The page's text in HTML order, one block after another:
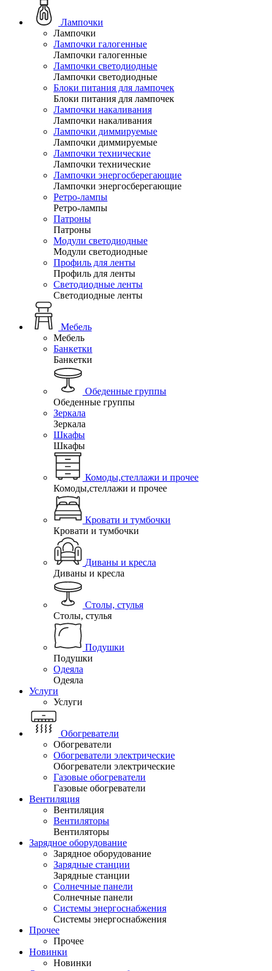
Лампочки
Лампочки
Лампочки галогенные
Лампочки галогенные
Лампочки светодиодные
Лампочки светодиодные
Блоки питания для лампочек
Блоки питания для лампочек
Лампочки накаливания
Лампочки накаливания
Лампочки диммируемые
Лампочки диммируемые
Лампочки технические
Лампочки технические
Лампочки энергосберегающие
Лампочки энергосберегающие
Ретро-лампы
Ретро-лампы
Патроны
Патроны
Модули светодиодные
Модули светодиодные
Профиль для ленты
Профиль для ленты
Светодиодные ленты
Светодиодные ленты
Мебель
Мебель
Банкетки
Банкетки
Обеденные группы
Обеденные группы
Зеркала
Зеркала
Шкафы
Шкафы
Комоды,стеллажи и прочее
Комоды,стеллажи и прочее
Кровати и тумбочки
Кровати и тумбочки
Диваны и кресла
Диваны и кресла
Столы, стулья
Столы, стулья
Подушки
Подушки
Одеяла
Одеяла
Услуги
Услуги
Обогреватели
Обогреватели
Обогреватели электрические
Обогреватели электрические
Газовые обогреватели
Газовые обогреватели
Вентиляция
Вентиляция
Вентиляторы
Вентиляторы
Зарядное оборудование
Зарядное оборудование
Зарядные станции
Зарядные станции
Солнечные панели
Солнечные панели
Системы энергоснабжения
Системы энергоснабжения
Прочее
Прочее
Новинки
Новинки